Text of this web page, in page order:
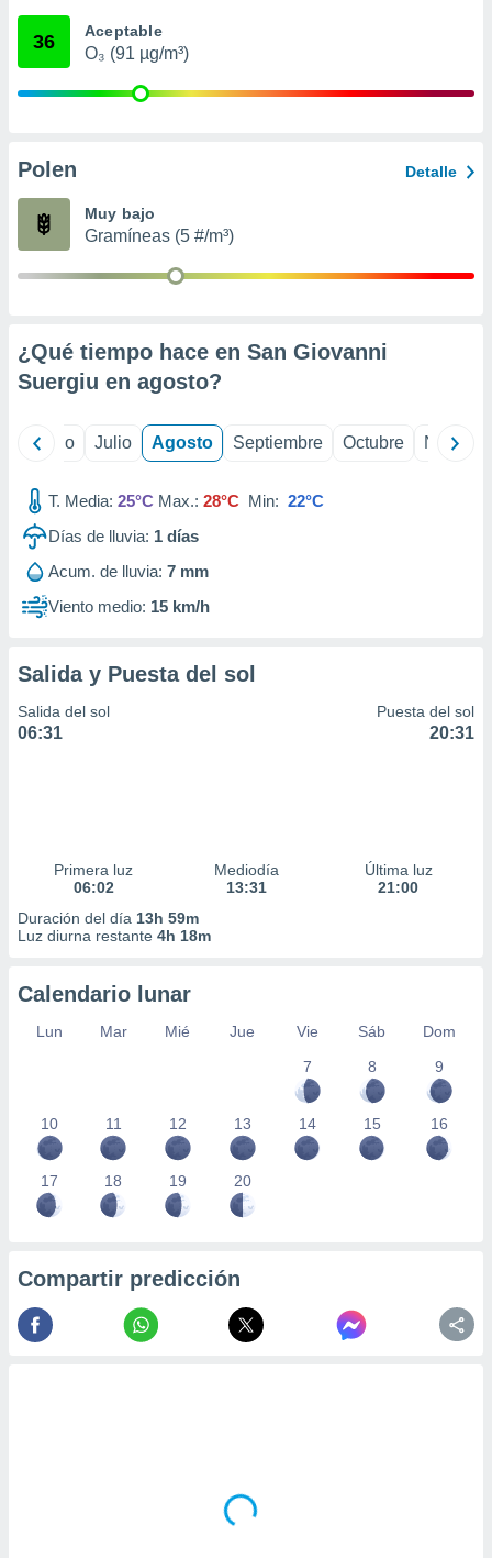
e
publicidad
1199
36 Aceptable
O₃ (91 µg/m³)
Polen Detalle
Muy bajo
Gramíneas (5 #/m³)
¿Qué tiempo hace en San Giovanni
Suergiu en agosto?
Junio Julio Agosto Septiembre Octubre
T. Media: 25°C Max.: 28°C Min: 22°C
Días de lluvia: 1 días
Acum. de lluvia: 7 mm
Viento medio: 15 km/h
Salida y Puesta del sol
Salida del sol
06:31
Puesta del sol
20:31
Primera luz
06:02
Mediodía
13:31
Última luz
21:00
Duración del día 13h 59m
Luz diurna restante 4h 18m
Calendario lunar
Lun Mar Mié Jue Vie Sáb
Dom
7
8 9
10 11 12 13 14 15 16
17 18 19 20
Compartir predicción